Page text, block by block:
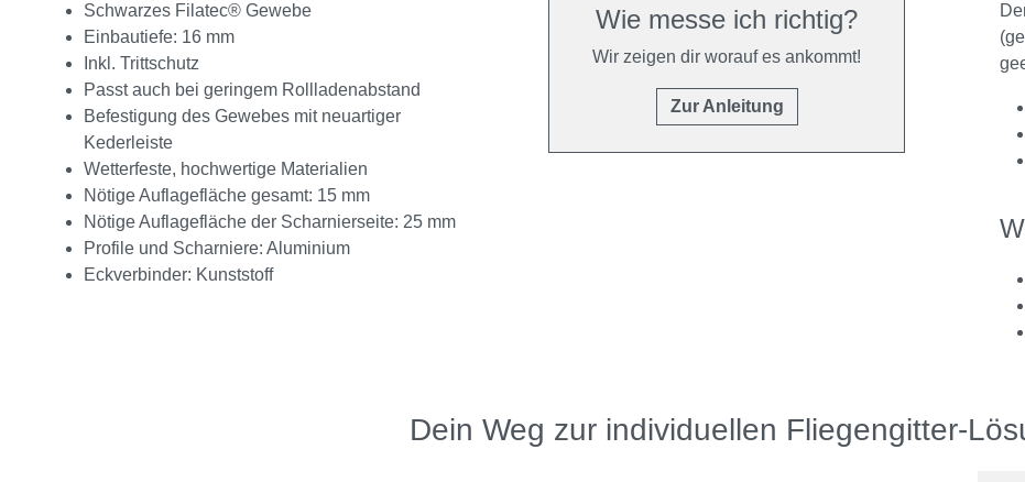
Schwarzes Filatec® Gewebe
Einbautiefe: 16 mm
Inkl. Trittschutz
Passt auch bei geringem Rollladenabstand
Befestigung des Gewebes mit neuartiger
Kederleiste
Wetterfeste, hochwertige Materialien
Nötige Auflagefläche gesamt: 15 mm
Nötige Auflagefläche der Scharnierseite: 25 mm
Profile und Scharniere: Aluminium
Eckverbinder: Kunststoff
Wie messe ich richtig?
Wir zeigen dir worauf es ankommt!
Zur Anleitung
Dein Weg zur individuellen Fliegengitter-